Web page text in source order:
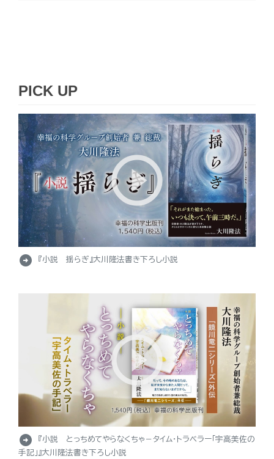
PICK UP
arrow_circle_right 『小説 揺らぎ』大川隆法書き下ろし小説
arrow_circle_right
『小説 とっちめてやらなくちゃ－タイム・トラベラー「宇高美佐の
手記」』大川隆法書き下ろし小説